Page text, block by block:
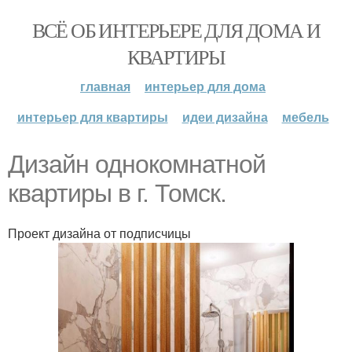
ВСЁ ОБ ИНТЕРЬЕРЕ ДЛЯ ДОМА И
КВАРТИРЫ
главная
интерьер для дома
интерьер для квартиры
идеи дизайна мебель
Дизайн однокомнатной
квартиры в г. Томск.
Проект дизайна от подписчицы